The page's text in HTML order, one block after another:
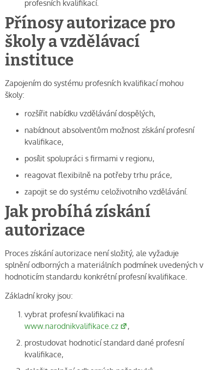
profesních kvalifikací.
Přínosy autorizace pro
školy a vzdělávací
instituce
Zapojením do systému profesních kvalifikací mohou
školy:
rozšířit nabídku vzdělávání dospělých,
nabídnout absolventům možnost získání profesní
kvalifikace,
posílit spolupráci s firmami v regionu,
reagovat flexibilně na potřeby trhu práce,
zapojit se do systému celoživotního vzdělávání.
Jak probíhá získání
autorizace
Proces získání autorizace není složitý, ale vyžaduje
splnění odborných a materiálních podmínek uvedených v
hodnoticím standardu konkrétní profesní kvalifikace.
Základní kroky jsou:
vybrat profesní kvalifikaci na
www.narodnikvalifikace.cz
,
prostudovat hodnoticí standard dané profesní
kvalifikace,